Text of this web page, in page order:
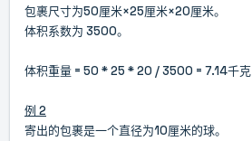
包裹尺寸为50厘米×25厘米×20厘米。
体积系数为 3500。
体积重量 = 50 * 25 * 20 / 3500 = 7.14千克
例 2
寄出的包裹是一个直径为10厘米的球。